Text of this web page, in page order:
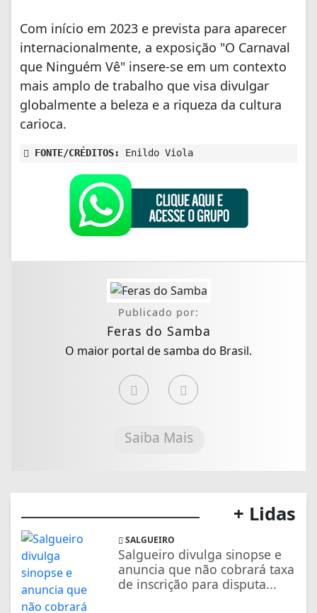
Com início em 2023 e prevista para aparecer
internacionalmente, a exposição "O Carnaval
que Ninguém Vê" insere-se em um contexto
mais amplo de trabalho que visa divulgar
globalmente a beleza e a riqueza da cultura
carioca.
FONTE/CRÉDITOS: Enildo Viola
Publicado por:
Feras do Samba
O maior portal de samba do Brasil.
Saiba Mais
+ Lidas
SALGUEIRO
Salgueiro divulga sinopse e
anuncia que não cobrará taxa
de inscrição para disputa...